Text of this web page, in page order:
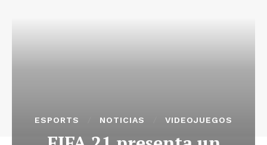
ESPORTS NOTICIAS VIDEOJUEGOS